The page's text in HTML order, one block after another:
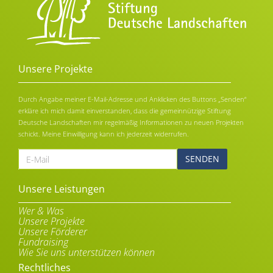
Unsere Projekte
Durch Angabe meiner E-Mail-Adresse und Anklicken des Buttons „Senden“
erkläre ich mich damit einverstanden, dass die gemeinnützige Stiftung
Deutsche Landschaften mir regelmäßig Informationen zu neuen Projekten
schickt. Meine Einwilligung kann ich jederzeit widerrufen.
E-
Mail
Alternative:
Unsere Leistungen
Wer & Was
Unsere Projekte
Unsere Förderer
Fundraising
Wie Sie uns unterstützen können
Rechtliches